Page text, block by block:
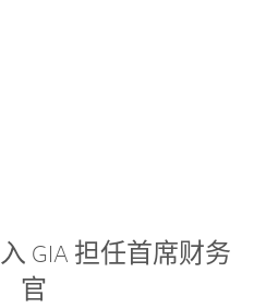
GIA 担任首席财务
官